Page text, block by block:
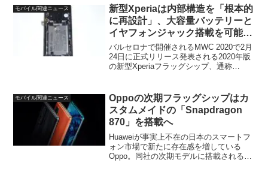
Ultraの信頼性の高い初のレン...
モバイル関連ニュース
新型Xperiaは内部構造を「根本的
に再設計」、大容量バッテリーと
イヤフォンジャック搭載を可能に
（噂）
バルセロナで開催されるMWC 2020で2月
24日に正式リリース発表される2020年版
の新型Xperiaフラッグシップ、通称
レンダリング画像より最...
モバイル関連ニュース
Oppoの次期フラッグシップはカ
スタムメイドの「Snapdragon
870」を搭載へ
Huaweiが事実上不在の日本のスマートフ
ォン市場で新たに存在感を増している
Oppo。同社の次期モデルに搭載される